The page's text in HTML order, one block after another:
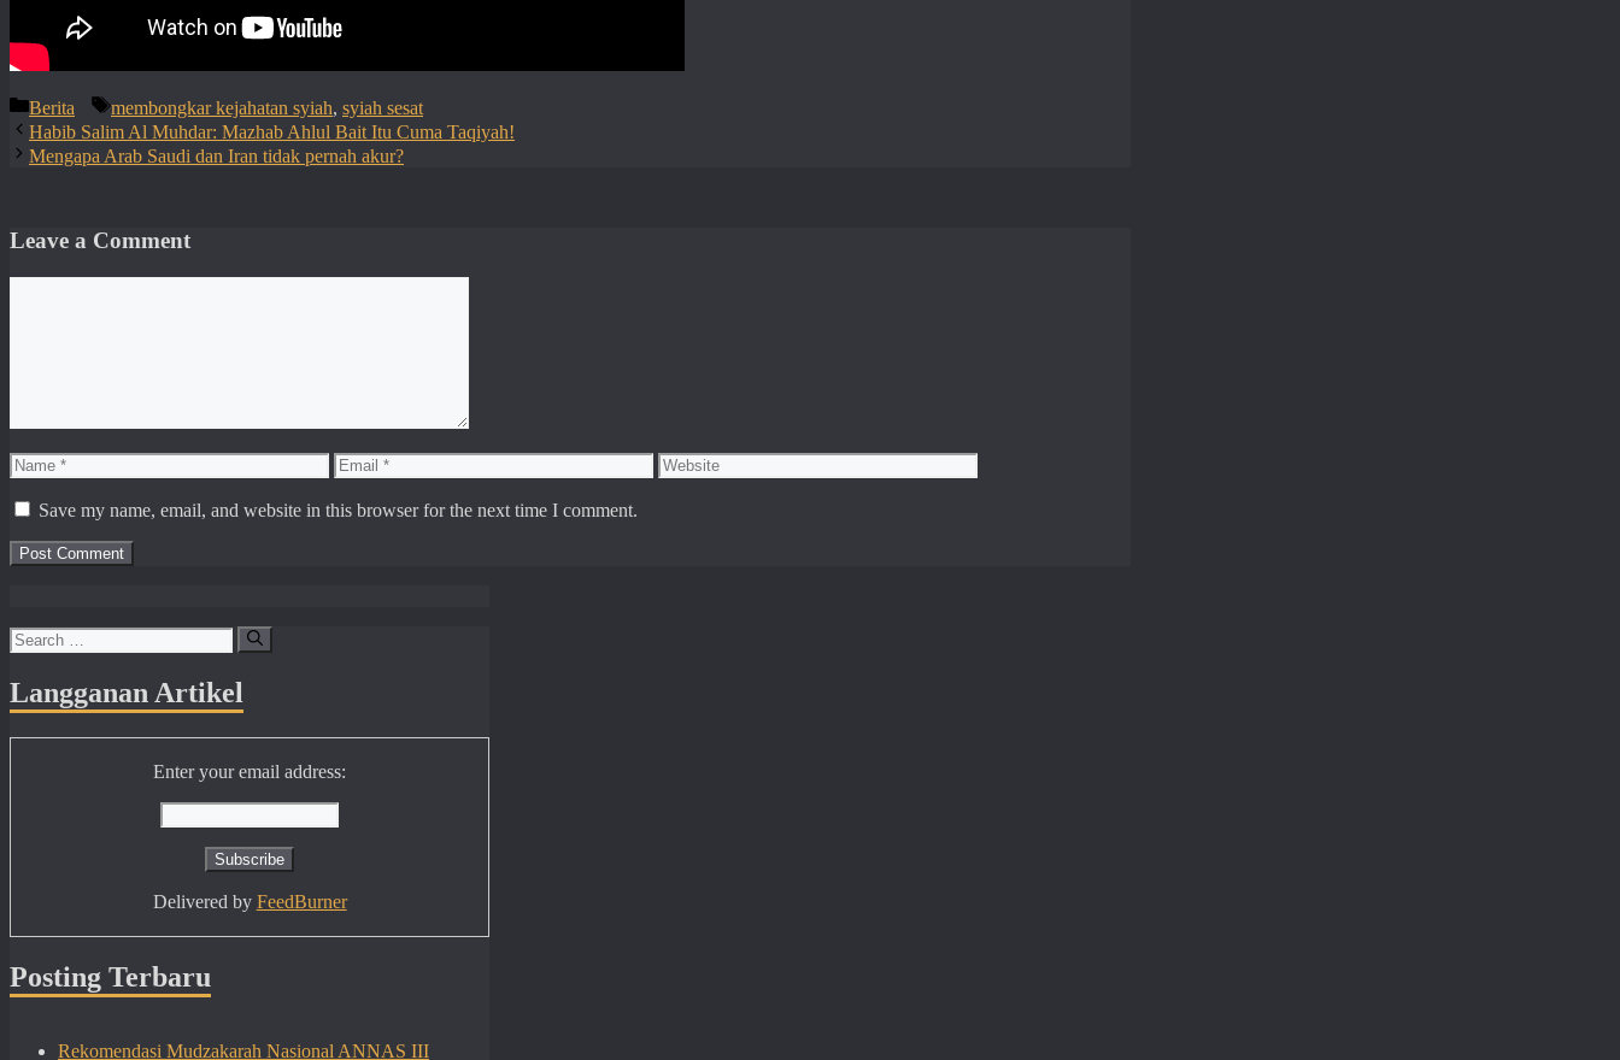
Categories
Berita Tags
membongkar kejahatan syiah, syiah sesat
Habib Salim Al Muhdar: Mazhab Ahlul Bait Itu Cuma Taqiyah!
Mengapa Arab Saudi dan Iran tidak pernah akur?
Leave a Comment
Name Email Website
Save my name, email, and website in this browser for the next time I comment.
Search
for:
Langganan Artikel
Enter your email address:
Delivered by FeedBurner
Posting Terbaru
Rekomendasi Mudzakarah Nasional ANNAS III